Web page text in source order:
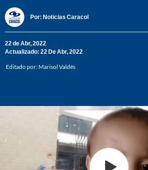
Por: Noticias Caracol
22 de Abr, 2022
Actualizado: 22 De Abr, 2022
Editado por: Marisol Valdés